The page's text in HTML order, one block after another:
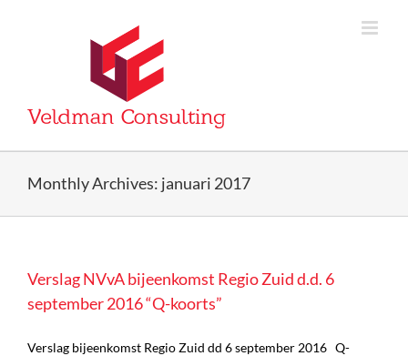
Monthly Archives: januari 2017
Verslag NVvA bijeenkomst Regio Zuid d.d. 6
september 2016 “Q-koorts”
Verslag bijeenkomst Regio Zuid dd 6 september 2016 Q-